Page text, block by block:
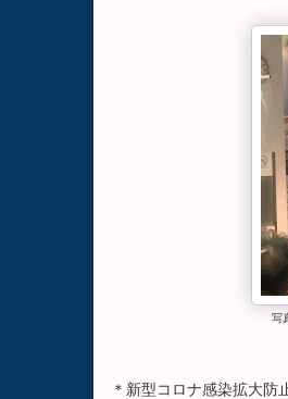
写
＊新型コロナ感染拡大防